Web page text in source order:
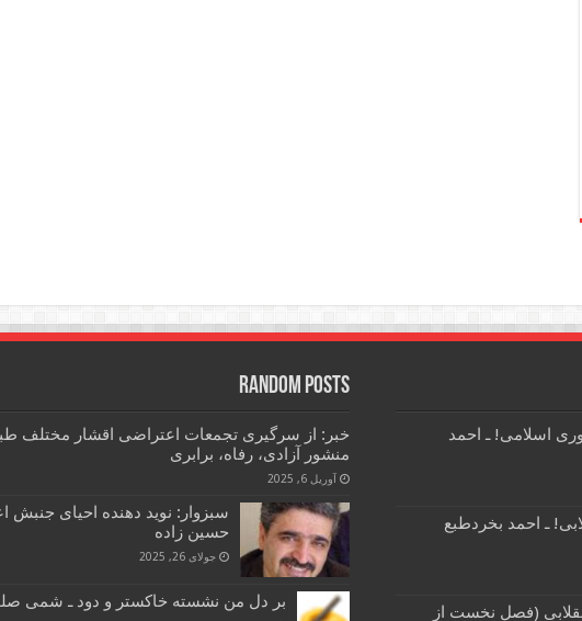
اسلامی! ـ احمد
ـ احمد بخردطبع
(فصل نخست از
Random Posts
خبر: از سرگیری تجمعات اعتراضی اقشار مختلف
منشور آزادی، رفاه، برابری
آوریل 6, 2025
سبزوار: نوید دهنده احیای جنبش
حسین زاده
جولای 26, 2025
بر دل من نشسته خاکستر و دود ـ شمی